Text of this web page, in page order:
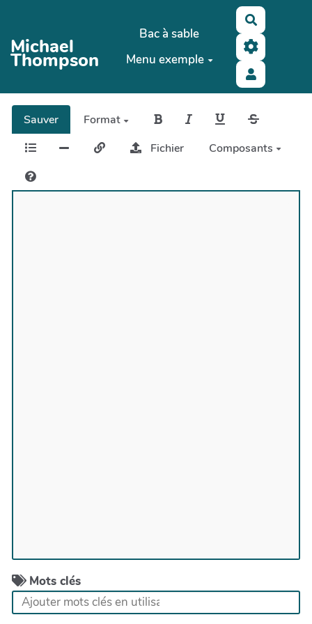
Michael
Thompson
Bac à sable
Menu exemple
Sauver
Format
Fichier
Composants
Mots clés